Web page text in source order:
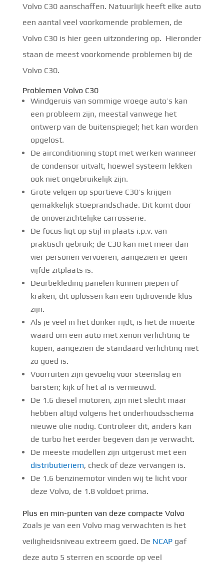
Volvo C30 aanschaffen. Natuurlijk heeft elke auto
een aantal veel voorkomende problemen, de
Volvo C30 is hier geen uitzondering op. Hieronder
staan de meest voorkomende problemen bij de
Volvo C30.
Problemen Volvo C30
Windgeruis van sommige vroege auto’s kan
een probleem zijn, meestal vanwege het
ontwerp van de buitenspiegel; het kan worden
opgelost.
De airconditioning stopt met werken wanneer
de condensor uitvalt, hoewel systeem lekken
ook niet ongebruikelijk zijn.
Grote velgen op sportieve C30’s krijgen
gemakkelijk stoeprandschade. Dit komt door
de onoverzichtelijke carrosserie.
De focus ligt op stijl in plaats i.p.v. van
praktisch gebruik; de C30 kan niet meer dan
vier personen vervoeren, aangezien er geen
vijfde zitplaats is.
Deurbekleding panelen kunnen piepen of
kraken, dit oplossen kan een tijdrovende klus
zijn.
Als je veel in het donker rijdt, is het de moeite
waard om een ​​auto met xenon verlichting te
kopen, aangezien de standaard verlichting niet
zo goed is.
Voorruiten zijn gevoelig voor steenslag en
barsten; kijk of het al is vernieuwd.
De 1.6 diesel motoren, zijn niet slecht maar
hebben altijd volgens het onderhoudsschema
nieuwe olie nodig. Controleer dit, anders kan
de turbo het eerder begeven dan je verwacht.
De meeste modellen zijn uitgerust met een
distributieriem, check of deze vervangen is.
De 1.6 benzinemotor vinden wij te licht voor
deze Volvo, de 1.8 voldoet prima.
Plus en min-punten van deze compacte Volvo
Zoals je van een Volvo mag verwachten is het
veiligheidsniveau extreem goed. De NCAPgaf
deze auto 5 sterren en scoorde op veel